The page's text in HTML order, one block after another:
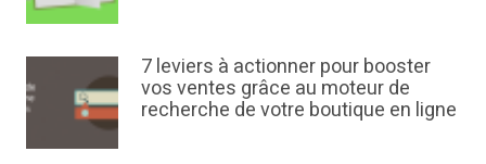
7 leviers à actionner pour booster
vos ventes grâce au moteur de
recherche de votre boutique en ligne